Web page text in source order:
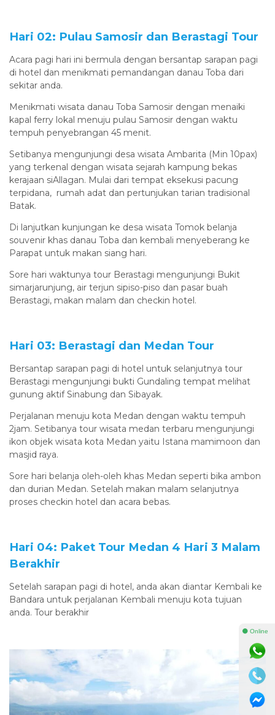
Hari 02: Pulau Samosir dan Berastagi Tour
Acara pagi hari ini bermula dengan bersantap sarapan pagi
di hotel dan menikmati pemandangan danau Toba dari
sekitar anda.
Menikmati wisata danau Toba Samosir dengan menaiki
kapal ferry lokal menuju pulau Samosir dengan waktu
tempuh penyebrangan 45 menit.
Setibanya mengunjungi desa wisata Ambarita (Min 10pax)
yang terkenal dengan wisata sejarah kampung bekas
kerajaan siAllagan. Mulai dari tempat eksekusi pacung
terpidana, rumah adat dan pertunjukan tarian tradisional
Batak.
Di lanjutkan kunjungan ke desa wisata Tomok belanja
souvenir khas danau Toba dan kembali menyeberang ke
Parapat untuk makan siang hari.
Sore hari waktunya tour Berastagi mengunjungi Bukit
simarjarunjung, air terjun sipiso-piso dan pasar buah
Berastagi, makan malam dan checkin hotel.
Hari 03: Berastagi dan Medan Tour
Bersantap sarapan pagi di hotel untuk selanjutnya tour
Berastagi mengunjungi bukti Gundaling tempat melihat
gunung aktif Sinabung dan Sibayak.
Perjalanan menuju kota Medan dengan waktu tempuh
2jam. Setibanya tour wisata medan terbaru mengunjungi
ikon objek wisata kota Medan yaitu Istana mamimoon dan
masjid raya.
Sore hari belanja oleh-oleh khas Medan seperti bika ambon
dan durian Medan. Setelah makan malam selanjutnya
proses checkin hotel dan acara bebas.
Hari 04: Paket Tour Medan 4 Hari 3 Malam
Berakhir
Setelah sarapan pagi di hotel, anda akan diantar Kembali ke
Bandara untuk perjalanan Kembali menuju kota tujuan
anda. Tour berakhir
⚫ Online